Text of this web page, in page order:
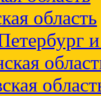
область